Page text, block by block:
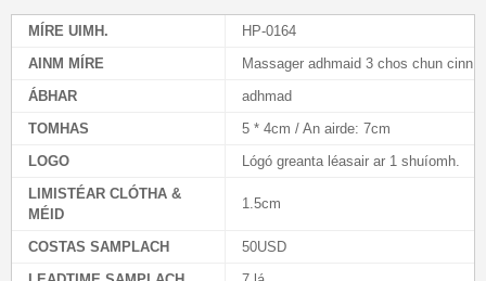
MÍRE UIMH.
HP-0164
AINM MÍRE
Massager adhmaid 3 chos chun cinn
ÁBHAR
adhmad
TOMHAS
5 * 4cm / An airde: 7cm
LOGO
Lógó greanta léasair ar 1 shuíomh.
LIMISTÉAR CLÓTHA &
MÉID
1.5cm
COSTAS SAMPLACH
50USD